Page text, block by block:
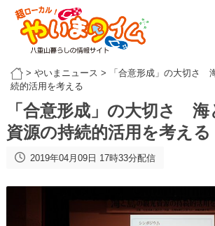
> やいまニュース >
「合意形成」の大切さ
続的活用を考える
「合意形成」の大切さ 海
資源の持続的活用を考える
2019年04月09日 17時33分配信